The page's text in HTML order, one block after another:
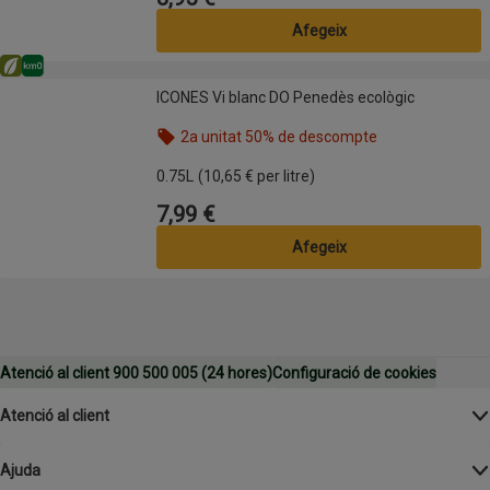
Afegeix
ICONES Vi blanc DO Penedès ecològic
Eco
Km0
ICONES Vi blanc DO Penedès ecològic
2a unitat 50% de descompte
0.75L
(10,65 € per litre)
Preu
7,99 €
Afegeix
Atenció al client 900 500 005 (24 hores)Configuració de cookies
Atenció al client
Ajuda